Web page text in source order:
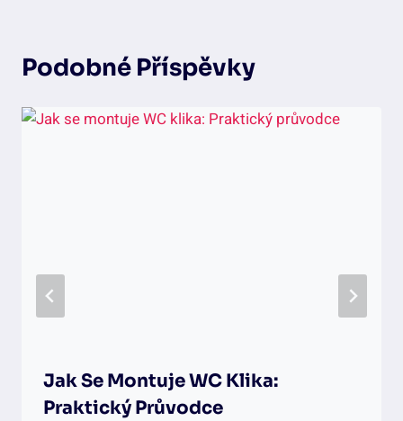
Podobné Příspěvky
Jak Se Montuje WC Klika:
Praktický Průvodce